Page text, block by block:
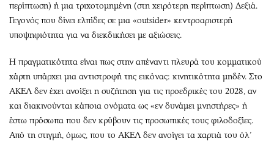
περίπτωση) ή μια τριχοτομημένη (στη χειρότερη περίπτωση) Δεξιά.
Γεγονός που δίνει ελπίδες σε μια «outsider» κεντροαριστερή
υποψηφιότητα για να διεκδικήσει με αξιώσεις.
Η πραγματικότητα είναι πως στην απέναντι πλευρά του κομματικού
χάρτη υπάρχει μια αντιστροφή της εικόνας: κινητικότητα μηδέν. Στο
ΑΚΕΛ δεν έχει ανοίξει η συζήτηση για τις προεδρικές του 2028, αν
και διακινούνται κάποια ονόματα ως «εν δυνάμει μνηστήρες» ή
έστω πρόσωπα που δεν κρύβουν τις προσωπικές τους φιλοδοξίες.
Από τη στιγμή, όμως, που το ΑΚΕΛ δεν ανοίγει τα χαρτιά του όλ’